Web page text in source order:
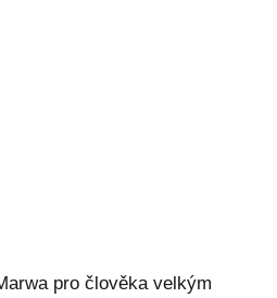
pro člověka velkým